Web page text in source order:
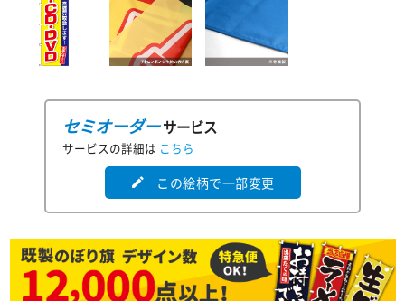
セミオーダーサービス
サービスの詳細は こちら
edit この絵柄で一部変更